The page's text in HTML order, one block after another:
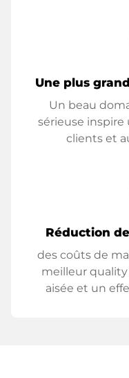
Une plus
Un beau
sérieuse inspire
clients et
Réduction
des coûts de
meilleur
aisée et un